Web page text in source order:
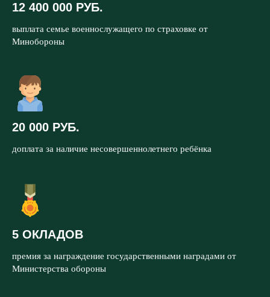
12 400 000 РУБ.
выплата семье военнослужащего по страховке от
Минобороны
20 000 РУБ.
доплата за наличие несовершеннолетнего ребёнка
5 ОКЛАДОВ
премия за награждение государственными наградами от
Министерства обороны